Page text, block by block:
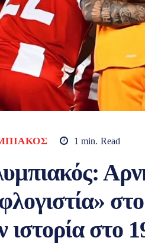
1 min. Read
ιστορία στο